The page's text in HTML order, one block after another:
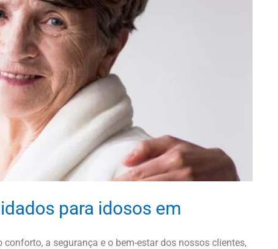
para idosos em
conforto, a segurança e o bem-estar dos nossos clientes,